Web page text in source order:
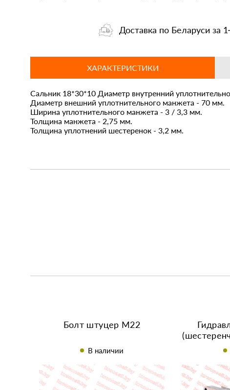
Доставка по Беларуси за
ХАРАКТЕРИСТИКИ
Сальник 18*30*10 Диаметр внутренний
Диаметр внешний уплотнительного манжета - 70 мм.
Ширина уплотнительного манжета - 3 / 3,3 мм.
Толщина манжета - 2,75 мм.
Толщина уплотнений шестеренок - 3,2 мм.
Болт штуцер М22
В наличии
CBN-306